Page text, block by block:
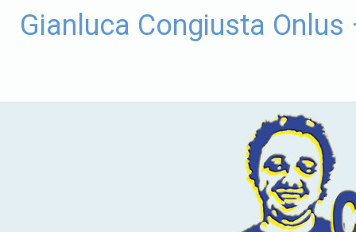
Gianluca Congiusta Onlus